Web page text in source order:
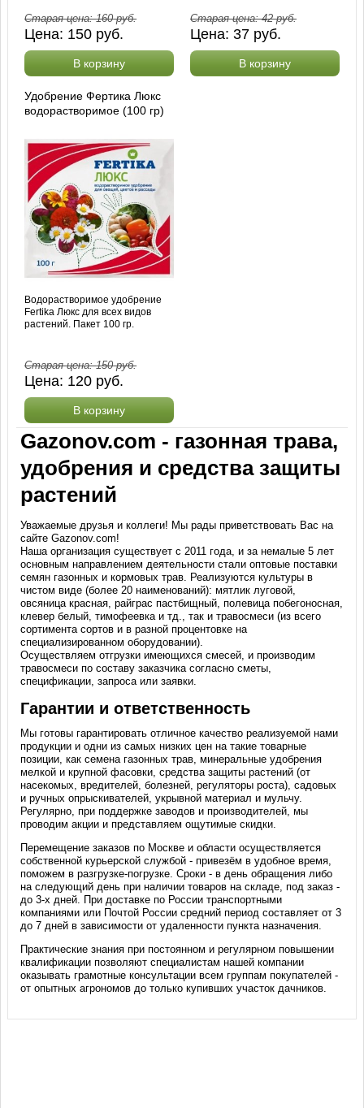
Старая цена:160руб.
Цена: 150 руб.
В корзину
Старая цена:42руб.
Цена: 37 руб.
В корзину
Удобрение Фертика Люкс
водорастворимое (100 гр)
Водорастворимое удобрение
Fertika Люкс для всех видов
растений. Пакет 100 гр.
Старая цена:150руб.
Цена: 120 руб.
В корзину
Gazonov.com - газонная трава,
удобрения и средства защиты
растений
Уважаемые друзья и коллеги! Мы рады приветствовать Вас на
сайте Gazonov.com!
Наша организация существует с 2011 года, и за немалые 5 лет
основным направлением деятельности стали оптовые поставки
семян газонных и кормовых трав. Реализуются культуры в
чистом виде (более 20 наименований): мятлик луговой,
овсяница красная, райграс пастбищный, полевица побегоносная,
клевер белый, тимофеевка и тд., так и травосмеси (из всего
сортимента сортов и в разной процентовке на
специализированном оборудовании).
Осуществляем отгрузки имеющихся смесей, и производим
травосмеси по составу заказчика согласно сметы,
спецификации, запроса или заявки.
Гарантии и ответственность
Мы готовы гарантировать отличное качество реализуемой нами
продукции и одни из самых низких цен на такие товарные
позиции, как семена газонных трав, минеральные удобрения
мелкой и крупной фасовки, средства защиты растений (от
насекомых, вредителей, болезней, регуляторы роста), садовых
и ручных опрыскивателей, укрывной материал и мульчу.
Регулярно, при поддержке заводов и производителей, мы
проводим акции и представляем ощутимые скидки.
Перемещение заказов по Москве и области осуществляется
собственной курьерской службой - привезём в удобное время,
поможем в разгрузке-погрузке. Сроки - в день обращения либо
на следующий день при наличии товаров на складе, под заказ -
до 3-х дней. При доставке по России транспортными
компаниями или Почтой России средний период составляет от 3
до 7 дней в зависимости от удаленности пункта назначения.
Практические знания при постоянном и регулярном повышении
квалификации позволяют специалистам нашей компании
оказывать грамотные консультации всем группам покупателей -
от опытных агрономов до только купивших участок дачников.